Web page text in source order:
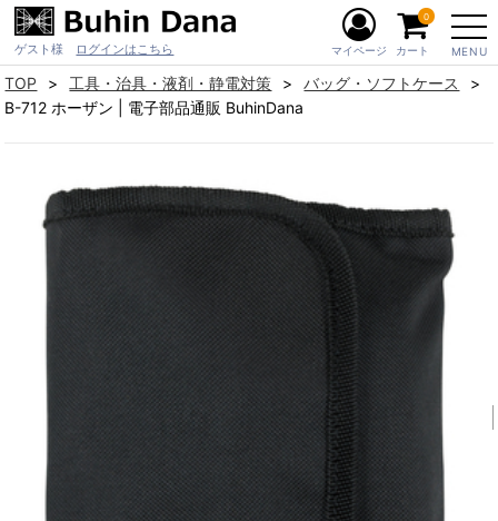
ゲスト様 ログインはこちら MENU
マイページ カート
0
TOP 工具・治具・液剤・静電対策
バッグ・ソフトケース
B-712 ホーザン | 電子部品通販 BuhinDana